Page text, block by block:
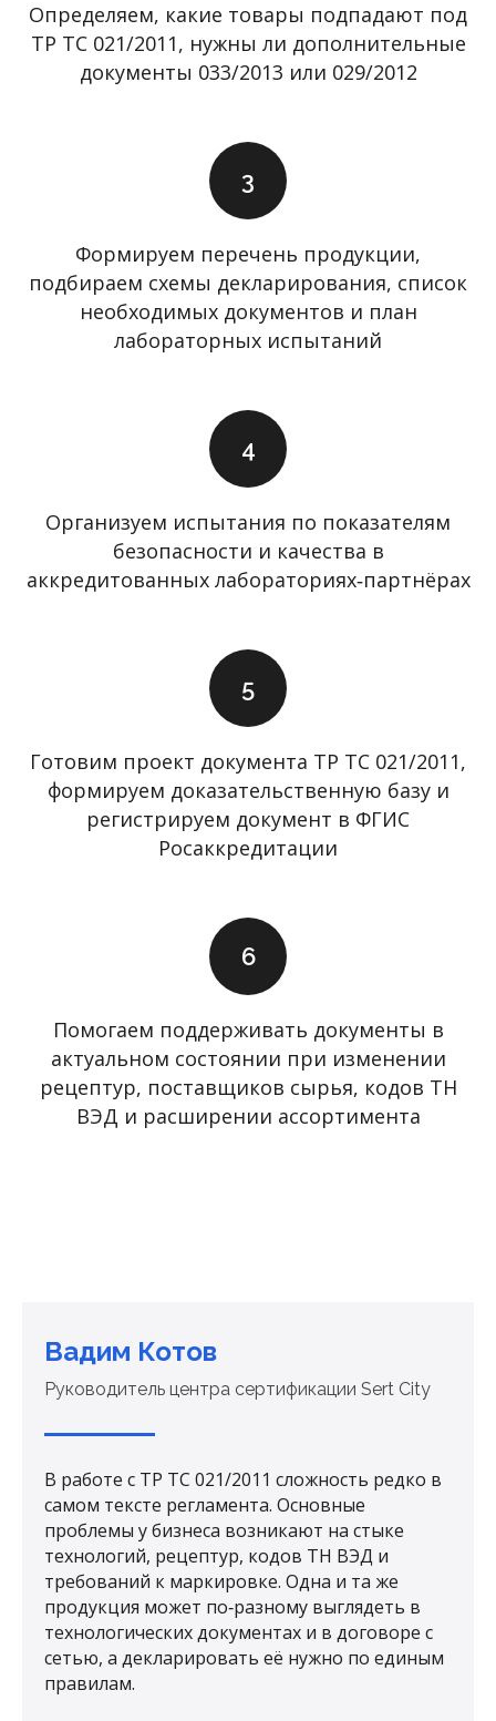
Определяем, какие товары подпадают под
ТР ТС 021/2011, нужны ли дополнительные
документы 033/2013 или 029/2012
Формируем перечень продукции,
подбираем схемы декларирования, список
необходимых документов и план
лабораторных испытаний
Организуем испытания по показателям
безопасности и качества в
аккредитованных лабораториях‑партнёрах
Готовим проект документа ТР ТС 021/2011,
формируем доказательственную базу и
регистрируем документ в ФГИС
Росаккредитации
Помогаем поддерживать документы в
актуальном состоянии при изменении
рецептур, поставщиков сырья, кодов ТН
ВЭД и расширении ассортимента
Вадим Котов
Руководитель центра сертификации Sert City
В работе с ТР ТС 021/2011 сложность редко в
самом тексте регламента. Основные
проблемы у бизнеса возникают на стыке
технологий, рецептур, кодов ТН ВЭД и
требований к маркировке. Одна и та же
продукция может по‑разному выглядеть в
технологических документах и в договоре с
сетью, а декларировать её нужно по единым
правилам.